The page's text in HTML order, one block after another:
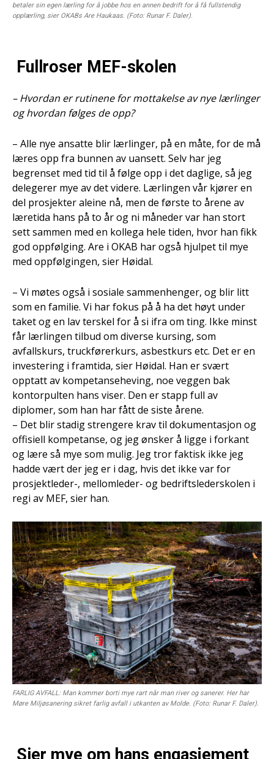
betaler sin egen lærling for å jobbe hos en annen bedrift for å få fullstendig
opplærling, sier OKABs Are Haukaas. (Foto: Runar F. Daler).
Fullroser MEF-skolen
– Hvordan er rutinene for mottakelse av nye lærlinger
og hvordan følges de opp?
– Alle nye ansatte blir lærlinger, på en måte, for de må
læres opp fra bunnen av uansett. Selv har jeg
begrenset med tid til å følge opp i det daglige, så jeg
delegerer mye av det videre. Lærlingen vår kjører en
del prosjekter aleine nå, men de første to årene av
læretida hans på to år og ni måneder var han stort
sett sammen med en kollega hele tiden, hvor han fikk
god oppfølging. Are i OKAB har også hjulpet til mye
med oppfølgingen, sier Høidal.
– Vi møtes også i sosiale sammenhenger, og blir litt
som en familie. Vi har fokus på å ha det høyt under
taket og en lav terskel for å si ifra om ting. Ikke minst
får lærlingen tilbud om diverse kursing, som
avfallskurs, truckførerkurs, asbestkurs etc. Det er en
investering i framtida, sier Høidal. Han er svært
opptatt av kompetanseheving, noe veggen bak
kontorpulten hans viser. Den er stapp full av
diplomer, som han har fått de siste årene.
– Det blir stadig strengere krav til dokumentasjon og
offisiell kompetanse, og jeg ønsker å ligge i forkant
og lære så mye som mulig. Jeg tror faktisk ikke jeg
hadde vært der jeg er i dag, hvis det ikke var for
prosjektleder-, mellomleder- og bedriftslederskolen i
regi av MEF, sier han.
FARLIG AVFALL: Man kommer borti mye rart når man river og sanerer. Her har
Møre Miljøsanering sikret farlig avfall i utkanten av Molde. (Foto: Runar F. Daler).
Sier mye om hans engasjement